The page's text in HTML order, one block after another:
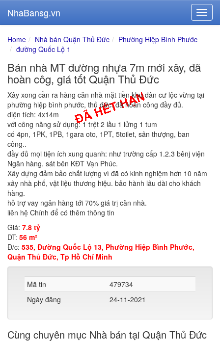
NhaBansg.vn
Home Nhà bán Quận Thủ Đức
Phường Hiệp Bình Phước
đường Quốc Lộ 1
Bán nhà MT đường nhựa 7m mới xây, đã
hoàn côg, giá tốt Quận Thủ Đức
Xây xong cần ra hàng căn nhà mặt tiền khu dân cư lộc vừng tại
phường hiệp bình phước, thủ đức. đã hoàn công đầy đủ.
diện tích: 4x14m
với công năng sử dụng: 1 trệt 2 lầu 1 lửng 1 tum
có 4pn, 1PK, 1PB, 1gara oto, 1PT, 5toilet, sân thượng, ban
công..
đầy đủ mọi tiện ích xung quanh: như trường cấp 1.2.3 bênj viện
Ngân hàng. sát bên KĐT Vạn Phúc.
Xây dựng đảm bảo chất lượng vì đã có kinh nghiệm hơn 10 năm
xây nhà phố, vật liệu thương hiệu. bảo hành lâu dài cho khách
hàng.
hỗ trợ vay ngân hàng tới 70% giá trị căn nhà.
liên hệ Chính để có thêm thông tin
Giá: 7.8 tỷ
DT: 56 m²
Đ/c: 535, Đường Quốc Lộ 13, Phường Hiệp Bình Phước,
Quận Thủ Đức, Tp Hồ Chí Minh
Mã tin
479734
Ngày đăng
24-11-2021
Cùng chuyên mục Nhà bán tại Quận Thủ Đức